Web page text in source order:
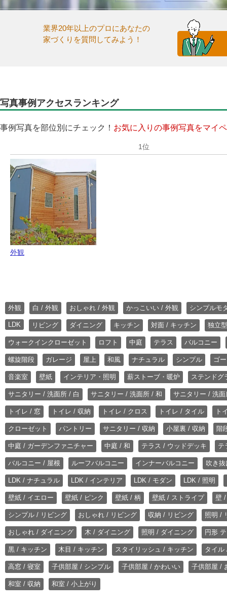
業界20年以上のプロにあなたの
家づくりを質問してみよう！
写真事例アクセスランキング
事例写真を部位別にチェック！ お気に入りの事例写真をマイ
外観
外観 白 / 外観 おしゃれ / 外観 かっこいい / 外観 シンプルモ
LDK リビング ダイニング キッチン 対面 / キッチン 独立
ウォークインクローゼット ロフト 中庭 テラス バルコニー
螺旋階段 ガレージ 屋上 和風 ナチュラル シンプル ゴ
音楽室 壁紙 インテリア・照明 薪ストーブ・暖炉 ステンドグ
サニタリー / 洗面所 / 白 サニタリー / 洗面所 / 和 サニタリー / 洗
トイレ / 窓 トイレ / 収納 トイレ / クロス トイレ / タイル ト
クローゼット パントリー サニタリー / 収納 小屋裏 / 収納 階
中庭 / ガーデンファニチャー 中庭 / 和 テラス / ウッドデッキ テ
バルコニー / 屋根 ルーフバルコニー インナーバルコニー 吹き
LDK / ナチュラル LDK / インテリア LDK / モダン LDK / 照明
壁紙 / イエロー 壁紙 / ピンク 壁紙 / 柄 壁紙 / ストライプ 壁
シンプル / リビング おしゃれ / リビング 収納 / リビング 照明 /
おしゃれ / ダイニング 木 / ダイニング 照明 / ダイニング 円形
黒 / キッチン 木目 / キッチン スタイリッシュ / キッチン タイル
高窓 / 寝室 子供部屋 / シンプル 子供部屋 / かわいい 子供部屋 /
和室 / 収納 和室 / 小上がり